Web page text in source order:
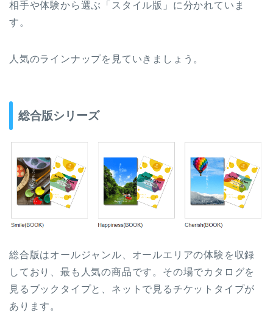
相手や体験から選ぶ「スタイル版」に分かれていま
す。
人気のラインナップを見ていきましょう。
総合版シリーズ
総合版はオールジャンル、オールエリアの体験を収録
しており、最も人気の商品です。その場でカタログを
見るブックタイプと、ネットで見るチケットタイプが
あります。